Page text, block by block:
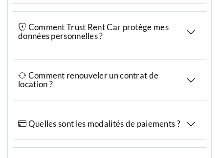
données personnelles ?
location ?
Quelles sont les modalités de paiements ?